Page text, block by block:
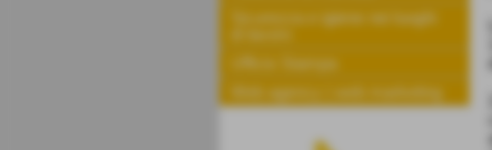
Sicurezza e igiene nei luoghi
Ufficio Stampa
Web agency | web marketing